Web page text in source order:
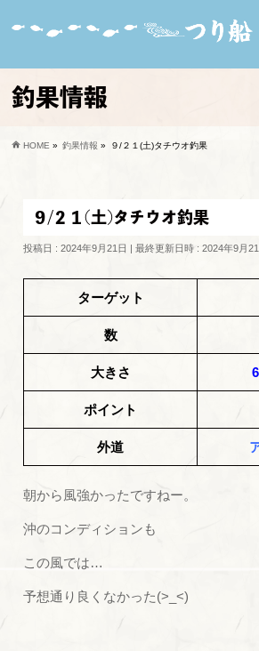
釣果情報
HOME » 釣果情報 » ９/２１(土)タチウオ釣果
９/２１(土)タチウオ釣果
投稿日 : 2024年9月21日 最終更新日時 : 2024年9月21
ターゲット
数
大きさ
ポイント
外道
朝から風強かったですねー。
沖のコンディションも
この風では…
予想通り良くなかった(>_<)